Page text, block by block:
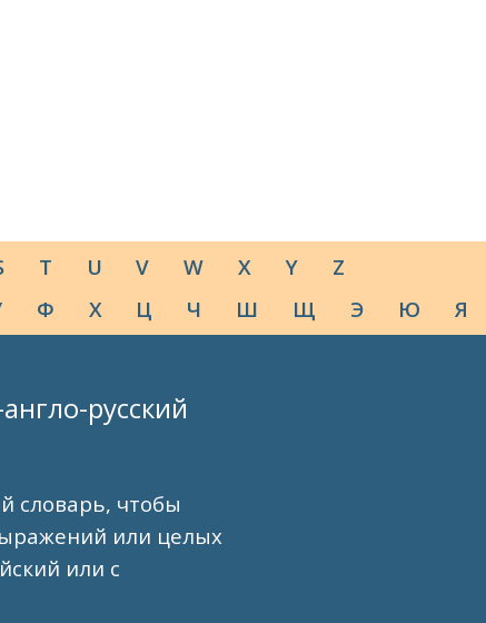
T U V W X Y
Z
Ф Х Ц Ч Ш Щ Э Ю Я
русский
словарь, чтобы
или целых
или с